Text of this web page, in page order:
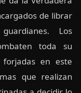
de librar
Los
toda su
en este
que realizan